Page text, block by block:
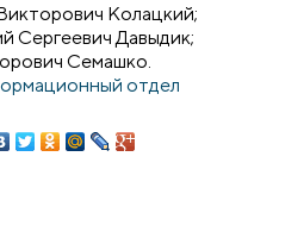
Колацкий;
Сергеевич Давыдик;
Семашко.
отдел